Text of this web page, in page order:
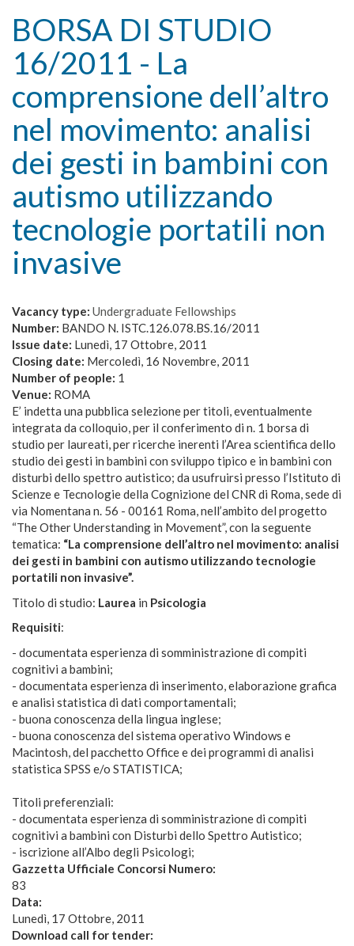
BORSA DI STUDIO
16/2011 - La
comprensione dell’altro
nel movimento: analisi
dei gesti in bambini con
autismo utilizzando
tecnologie portatili non
invasive
Vacancy type: Undergraduate Fellowships
Number: BANDO N. ISTC.126.078.BS.16/2011
Issue date: Lunedì, 17 Ottobre, 2011
Closing date: Mercoledì, 16 Novembre, 2011
Number of people: 1
Venue: ROMA
E’ indetta una pubblica selezione per titoli, eventualmente
integrata da colloquio, per il conferimento di n. 1 borsa di
studio per laureati, per ricerche inerenti l’Area scientifica dello
studio dei gesti in bambini con sviluppo tipico e in bambini con
disturbi dello spettro autistico; da usufruirsi presso l’Istituto di
Scienze e Tecnologie della Cognizione del CNR di Roma, sede di
via Nomentana n. 56 - 00161 Roma, nell’ambito del progetto
“The Other Understanding in Movement”, con la seguente
tematica: “La comprensione dell’altro nel movimento: analisi
dei gesti in bambini con autismo utilizzando tecnologie
portatili non invasive”.
Titolo di studio: Laurea in Psicologia
Requisiti:
- documentata esperienza di somministrazione di compiti
cognitivi a bambini;
- documentata esperienza di inserimento, elaborazione grafica
e analisi statistica di dati comportamentali;
- buona conoscenza della lingua inglese;
- buona conoscenza del sistema operativo Windows e
Macintosh, del pacchetto Office e dei programmi di analisi
statistica SPSS e/o STATISTICA;
Titoli preferenziali:
- documentata esperienza di somministrazione di compiti
cognitivi a bambini con Disturbi dello Spettro Autistico;
- iscrizione all’Albo degli Psicologi;
Gazzetta Ufficiale Concorsi Numero:
83
Data:
Lunedì, 17 Ottobre, 2011
Download call for tender: